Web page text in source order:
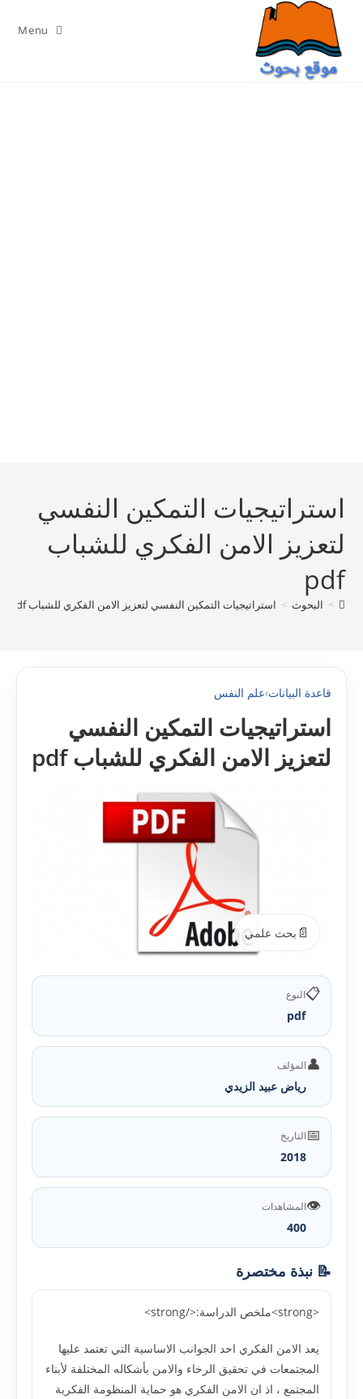
content
Menu
استراتيجيات التمكين النفسي
لتعزيز الامن الفكري للشباب
pdf
> البحوث > استراتيجيات التمكين النفسي لتعزيز الامن الفكري للشباب pdf
قاعدة البيانات›علم النفس
استراتيجيات التمكين النفسي
لتعزيز الامن الفكري للشباب pdf
📄 بحث علمي
📋النوع
pdf
👤المؤلف
رياض عبيد الزيدي
📅التاريخ
2018
👁️المشاهدات
400
📝 نبذة مختصرة
<strong>ملخص الدراسة:</strong>
يعد الامن الفكري احد الجوانب الاساسية التي تعتمد عليها
المجتمعات في تحقيق الرخاء والامن بأشكاله المختلفة لأبناء
المجتمع ، اذ ان الامن الفكري هو حماية المنظومة الفكرية